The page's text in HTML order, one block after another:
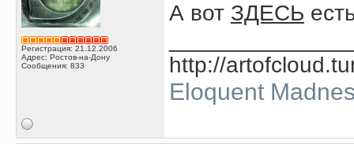
Регистрация: 21.12.2006
Адрес: Ростов-на-Дону
Сообщения: 833
А вот ЗДЕСЬ
http://
Eloquent